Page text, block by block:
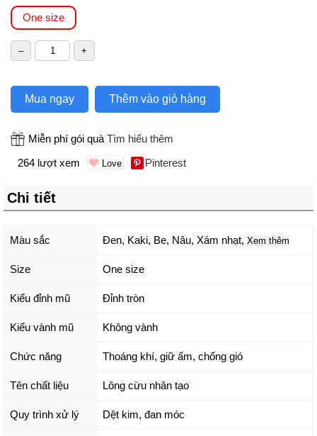
One size
Mua ngay Thêm vào giỏ hàng
Miễn phí gói quà Tìm hiểu thêm
264 lượt xem
Pinterest
Chi tiết
Màu sắc Đen, Kaki, Be, Nâu, Xám nhạt, Xem thêm
Size One size
Kiểu đỉnh mũ Đỉnh tròn
Kiểu vành mũ Không vành
Chức năng Thoáng khí, giữ ấm, chống gió
Tên chất liệu Lông cừu nhân tạo
Quy trình xử lý Dệt kim, đan móc